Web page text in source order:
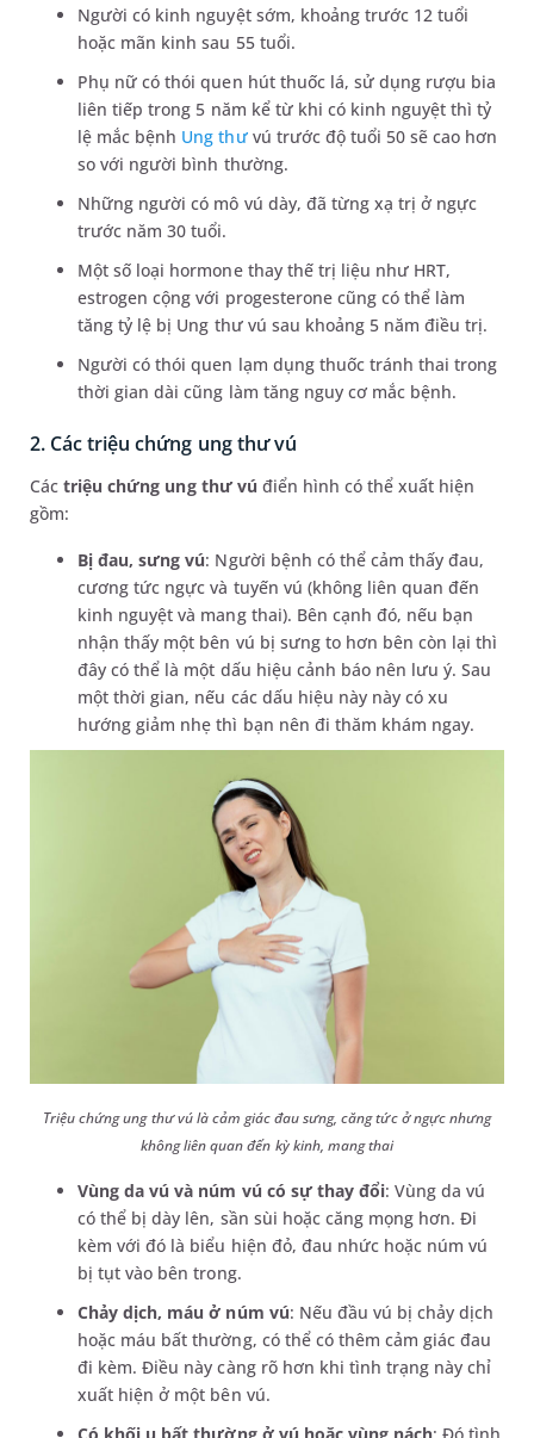
Người có kinh nguyệt sớm, khoảng trước 12 tuổi
hoặc mãn kinh sau 55 tuổi.
Phụ nữ có thói quen hút thuốc lá, sử dụng rượu bia
liên tiếp trong 5 năm kể từ khi có kinh nguyệt thì tỷ
lệ mắc bệnh Ung thưvú trước độ tuổi 50 sẽ cao hơn
so với người bình thường.
Những người có mô vú dày, đã từng xạ trị ở ngực
trước năm 30 tuổi.
Một số loại hormone thay thế trị liệu như HRT,
estrogen cộng với progesterone cũng có thể làm
tăng tỷ lệ bị Ung thư vú sau khoảng 5 năm điều trị.
Người có thói quen lạm dụng thuốc tránh thai trong
thời gian dài cũng làm tăng nguy cơ mắc bệnh.
2. Các triệu chứng ung thư vú
Cáctriệu chứng ung thư vú điển hình có thể xuất hiện
gồm:
Bị đau, sưng vú: Người bệnh có thể cảm thấy đau,
cương tức ngực và tuyến vú (không liên quan đến
kinh nguyệt và mang thai). Bên cạnh đó, nếu bạn
nhận thấy một bên vú bị sưng to hơn bên còn lại thì
đây có thể là một dấu hiệu cảnh báo nên lưu ý. Sau
một thời gian, nếu các dấu hiệu này này có xu
hướng giảm nhẹ thì bạn nên đi thăm khám ngay.
Triệu chứng ung thư vú là cảm giác đau sưng, căng tức ở ngực nhưng
không liên quan đến kỳ kinh, mang thai
Vùng da vú và núm vú có sự thay đổi: Vùng da vú
có thể bị dày lên, sần sùi hoặc căng mọng hơn. Đi
kèm với đó là biểu hiện đỏ, đau nhức hoặc núm vú
bị tụt vào bên trong.
Chảy dịch, máu ở núm vú: Nếu đầu vú bị chảy dịch
hoặc máu bất thường, có thể có thêm cảm giác đau
đi kèm. Điều này càng rõ hơn khi tình trạng này chỉ
xuất hiện ở một bên vú.